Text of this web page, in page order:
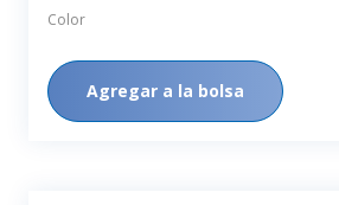
Refilável
Agregar a la bolsa